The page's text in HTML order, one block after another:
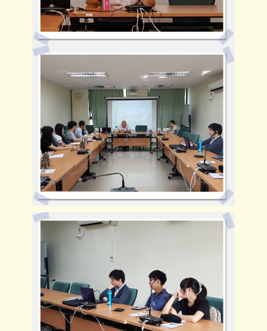
講座與研討會
國際交流
獎學金及學術補助
International students
系友專區